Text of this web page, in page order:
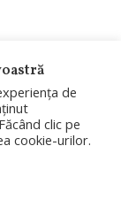
de
clic pe
cookie-urilor.